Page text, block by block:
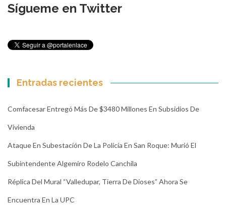
Sígueme en Twitter
Entradas recientes
Comfacesar Entregó Más De $3480 Millones En Subsidios De
Vivienda
Ataque En Subestación De La Policía En San Roque: Murió El
Subintendente Algemiro Rodelo Canchila
Réplica Del Mural “Valledupar, Tierra De Dioses” Ahora Se
Encuentra En La UPC